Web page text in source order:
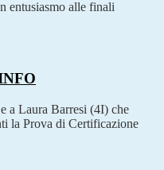
entusiasmo alle finali
a Laura Barresi (4I) che
la Prova di Certificazione